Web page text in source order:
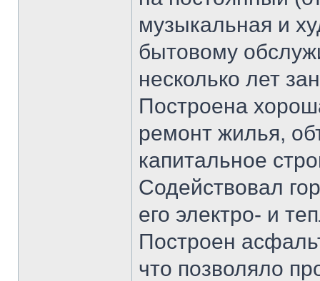
музыкальная и
бытовому
несколько лет
Построена
ремонт жилья,
капитальное
Содействовал
его электро- и
Построен
что позволяло